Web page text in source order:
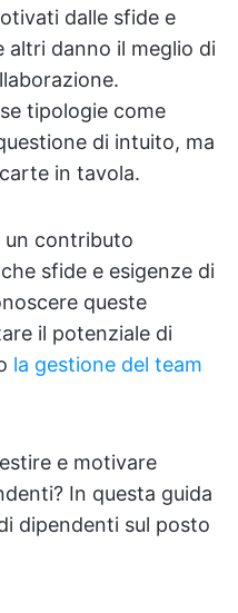
dalle sfide e
altri danno il meglio di
tipologie come
di intuito, ma
in tavola.
un contributo
sfide e esigenze di
queste
il potenziale di
la gestione del team
e motivare
In questa guida
dipendenti sul posto